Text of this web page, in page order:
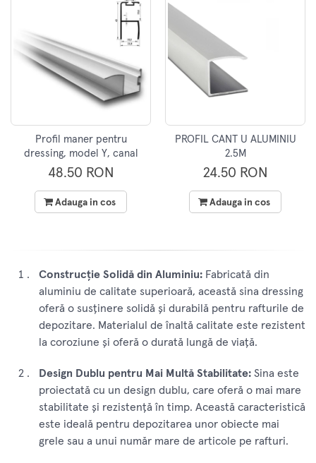
Profil maner pentru
dressing, model Y, canal
pentru perie, finisaj alb,
48.50 RON
Adauga in cos
PROFIL CANT U ALUMINIU
2.5M
24.50 RON
Adauga in cos
Construcție Solidă din Aluminiu: Fabricată din
aluminiu de calitate superioară, această sina dressing
oferă o susținere solidă și durabilă pentru rafturile de
depozitare. Materialul de înaltă calitate este rezistent
la coroziune și oferă o durată lungă de viață.
Design Dublu pentru Mai Multă Stabilitate: Sina este
proiectată cu un design dublu, care oferă o mai mare
stabilitate și rezistență în timp. Această caracteristică
este ideală pentru depozitarea unor obiecte mai
grele sau a unui număr mare de articole pe rafturi.